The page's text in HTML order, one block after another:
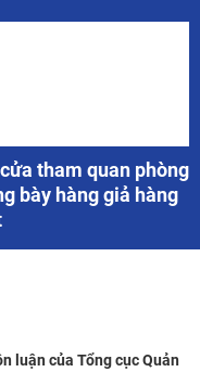
tham quan phòng
bày hàng giả hàng
luận của Tổng cục Quản